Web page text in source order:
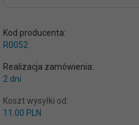
Kod producenta:
R0052
Realizacja zamówienia:
2 dni
Koszt wysyłki od:
11.00 PLN